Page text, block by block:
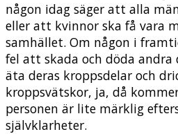
någon idag säger att alla
eller att kvinnor ska få vara
samhället. Om någon i
fel att skada och döda
äta deras kroppsdelar och
kroppsvätskor, ja, då
personen är lite märklig
självklarheter.